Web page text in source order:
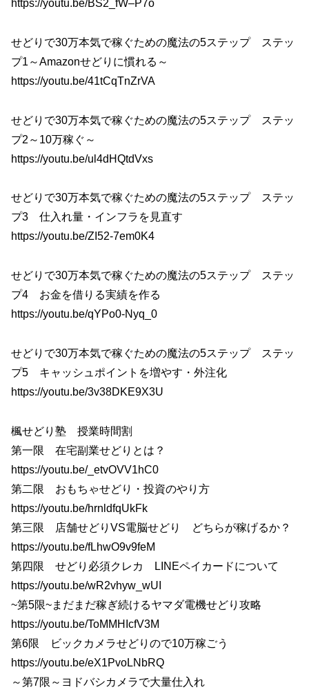
https://youtu.be/BS2_fW–P7o
せどりで30万本気で稼ぐための魔法の5ステップ ステッ
プ1～Amazonせどりに慣れる～
https://youtu.be/41tCqTnZrVA
せどりで30万本気で稼ぐための魔法の5ステップ ステッ
プ2～10万稼ぐ～
https://youtu.be/ul4dHQtdVxs
せどりで30万本気で稼ぐための魔法の5ステップ ステッ
プ3 仕入れ量・インフラを見直す
https://youtu.be/ZI52-7em0K4
せどりで30万本気で稼ぐための魔法の5ステップ ステッ
プ4 お金を借りる実績を作る
https://youtu.be/qYPo0-Nyq_0
せどりで30万本気で稼ぐための魔法の5ステップ ステッ
プ5 キャッシュポイントを増やす・外注化
https://youtu.be/3v38DKE9X3U
楓せどり塾 授業時間割
第一限 在宅副業せどりとは？
https://youtu.be/_etvOVV1hC0
第二限 おもちゃせどり・投資のやり方
https://youtu.be/hrnldfqUkFk
第三限 店舗せどりVS電脳せどり どちらが稼げるか？
https://youtu.be/fLhwO9v9feM
第四限 せどり必須クレカ LINEペイカードについて
https://youtu.be/wR2vhyw_wUI
~第5限~まだまだ稼ぎ続けるヤマダ電機せどり攻略
https://youtu.be/ToMMHIcfV3M
第6限 ビックカメラせどりので10万稼ごう
https://youtu.be/eX1PvoLNbRQ
～第7限～ヨドバシカメラで大量仕入れ